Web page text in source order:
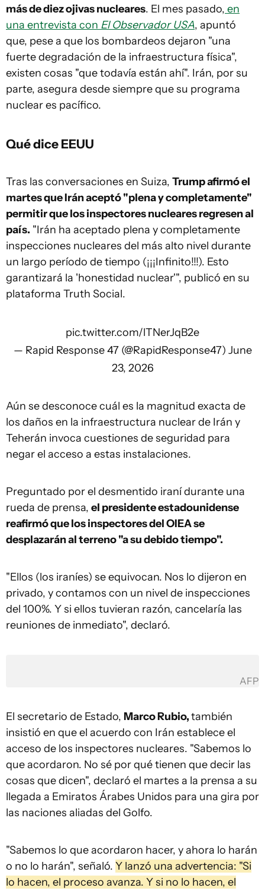
más de diez ojivas nucleares. El mes pasado, en
una entrevista con El Observador USA, apuntó
que, pese a que los bombardeos dejaron "una
fuerte degradación de la infraestructura física",
existen cosas "que todavía están ahí". Irán, por su
parte, asegura desde siempre que su programa
nuclear es pacífico.
Qué dice EEUU
Tras las conversaciones en Suiza, Trump afirmó el
martes que Irán aceptó "plena y completamente"
permitir que los inspectores nucleares regresen al
país. "Irán ha aceptado plena y completamente
inspecciones nucleares del más alto nivel durante
un largo período de tiempo (¡¡¡Infinito!!!). Esto
garantizará la 'honestidad nuclear'", publicó en su
plataforma Truth Social.
pic.twitter.com/lTNerJqB2e
— Rapid Response 47 (@RapidResponse47) June
23, 2026
Aún se desconoce cuál es la magnitud exacta de
los daños en la infraestructura nuclear de Irán y
Teherán invoca cuestiones de seguridad para
negar el acceso a estas instalaciones.
Preguntado por el desmentido iraní durante una
rueda de prensa, el presidente estadounidense
reafirmó que los inspectores del OIEA se
desplazarán al terreno "a su debido tiempo".
"Ellos (los iraníes) se equivocan. Nos lo dijeron en
privado, y contamos con un nivel de inspecciones
del 100%. Y si ellos tuvieran razón, cancelaría las
reuniones de inmediato", declaró.
AFP
El secretario de Estado, Marco Rubio,también
insistió en que el acuerdo con Irán establece el
acceso de los inspectores nucleares. "Sabemos lo
que acordaron. No sé por qué tienen que decir las
cosas que dicen", declaró el martes a la prensa a su
llegada a Emiratos Árabes Unidos para una gira por
las naciones aliadas del Golfo.
"Sabemos lo que acordaron hacer, y ahora lo harán
o no lo harán", señaló. Y lanzó una advertencia: "Si
lo hacen, el proceso avanza. Y si no lo hacen, el